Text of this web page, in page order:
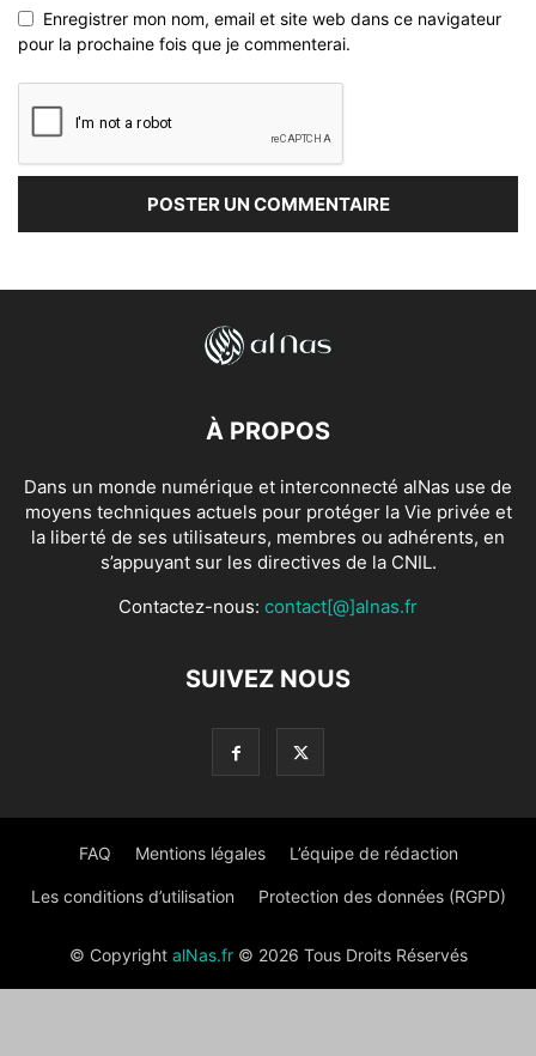
Enregistrer mon nom, email et site web dans ce navigateur
pour la prochaine fois que je commenterai.
À PROPOS
Dans un monde numérique et interconnecté alNas use de
moyens techniques actuels pour protéger la Vie privée et
la liberté de ses utilisateurs, membres ou adhérents, en
s’appuyant sur les directives de la CNIL.
Contactez-nous: contact[@]alnas.fr
SUIVEZ NOUS
FAQ Mentions légales L’équipe de rédaction
Les conditions d’utilisation Protection des données (RGPD)
© Copyright alNas.fr© 2026 Tous Droits Réservés